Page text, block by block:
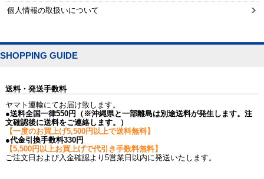
個人情報の取扱いについて
SHOPPING GUIDE
送料・発送手数料
ヤマト運輸にてお届け致します。
●送料全国一律550円（※沖縄県と一部離島は別途送料が発生します。注
文確認後に送料をご連絡します。）
【一度のお買上げ5,500円以上で送料無料】
●代金引換手数料330円
【5,500円以上お買上げで代引き手数料無料】
ご注文日および入金確認より5営業日以内に発送いたします。